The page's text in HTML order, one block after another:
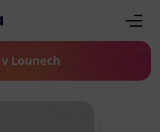
Lounech